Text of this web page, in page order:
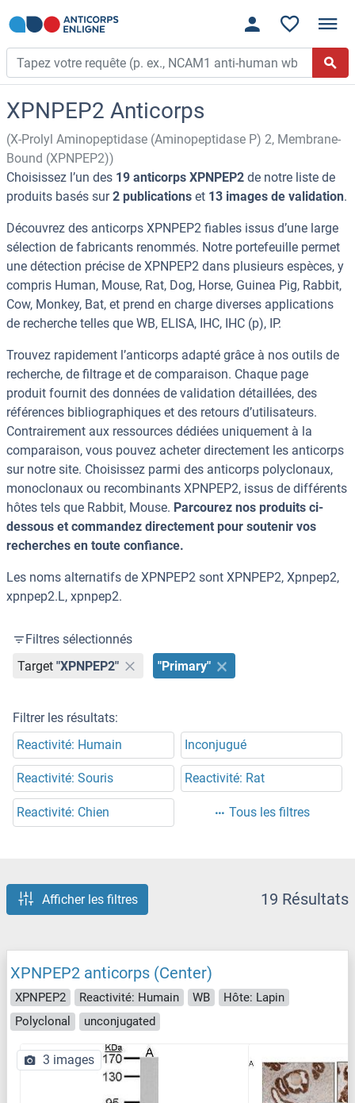
XPNPEP2 Anticorps
(X-Prolyl Aminopeptidase (Aminopeptidase P) 2, Membrane-
Bound (XPNPEP2))
Choisissez l’un des 19 anticorps XPNPEP2 de notre liste de
produits basés sur2 publications et 13 images de validation.
Découvrez des anticorps XPNPEP2 fiables issus d’une large
sélection de fabricants renommés. Notre portefeuille permet
une détection précise de XPNPEP2 dans plusieurs espèces, y
compris Human, Mouse, Rat, Dog, Horse, Guinea Pig, Rabbit,
Cow, Monkey, Bat, et prend en charge diverses applications
de recherche telles que WB, ELISA, IHC, IHC (p), IP.
Trouvez rapidement l’anticorps adapté grâce à nos outils de
recherche, de filtrage et de comparaison. Chaque page
produit fournit des données de validation détaillées, des
références bibliographiques et des retours d’utilisateurs.
Contrairement aux ressources dédiées uniquement à la
comparaison, vous pouvez acheter directement les anticorps
sur notre site. Choisissez parmi des anticorps polyclonaux,
monoclonaux ou recombinants XPNPEP2, issus de différents
hôtes tels que Rabbit, Mouse. Parcourez nos produits ci-
dessous et commandez directement pour soutenir vos
recherches en toute confiance.
Les noms alternatifs de XPNPEP2 sont XPNPEP2, Xpnpep2,
xpnpep2.L, xpnpep2.
Filtres sélectionnés
Target "XPNPEP2" "Primary"
Filtrer les résultats:
Reactivité: Humain
Inconjugué
Reactivité: Souris Reactivité: Rat
Reactivité: Chien Tous les filtres
Afficher les filtres 19 Résultats
XPNPEP2 anticorps (Center)
XPNPEP2 Reactivité: Humain WB
Hôte: Lapin
Polyclonal
unconjugated
3 images